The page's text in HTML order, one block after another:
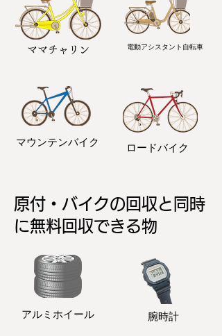
ママチャリン 電動アシスタント自転車
マウンテンバイク ロードバイク
原付・バイクの回収と同時
に無料回収できる物
アルミホイール ​腕時計